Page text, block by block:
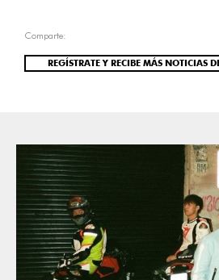
Comparte:
REGÍSTRATE Y RECIBE MÁS NOTICIAS